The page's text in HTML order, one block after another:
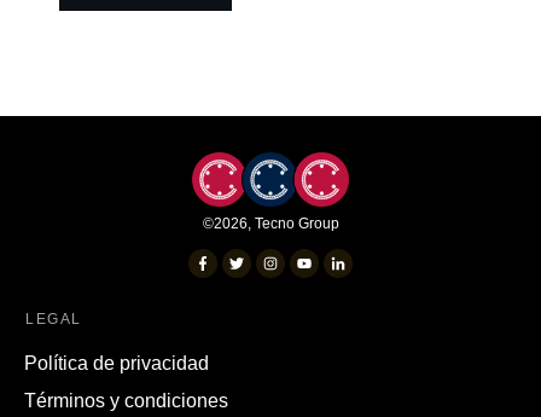
©2026, Tecno Group
LEGAL
Política de privacidad
Términos y condiciones